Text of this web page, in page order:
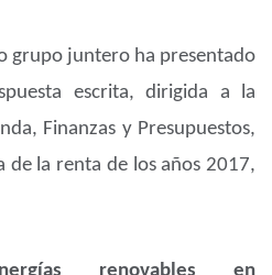
grupo juntero ha presentado
escrita, dirigida a la
Finanzas y Presupuestos,
de la renta de los años 2017,